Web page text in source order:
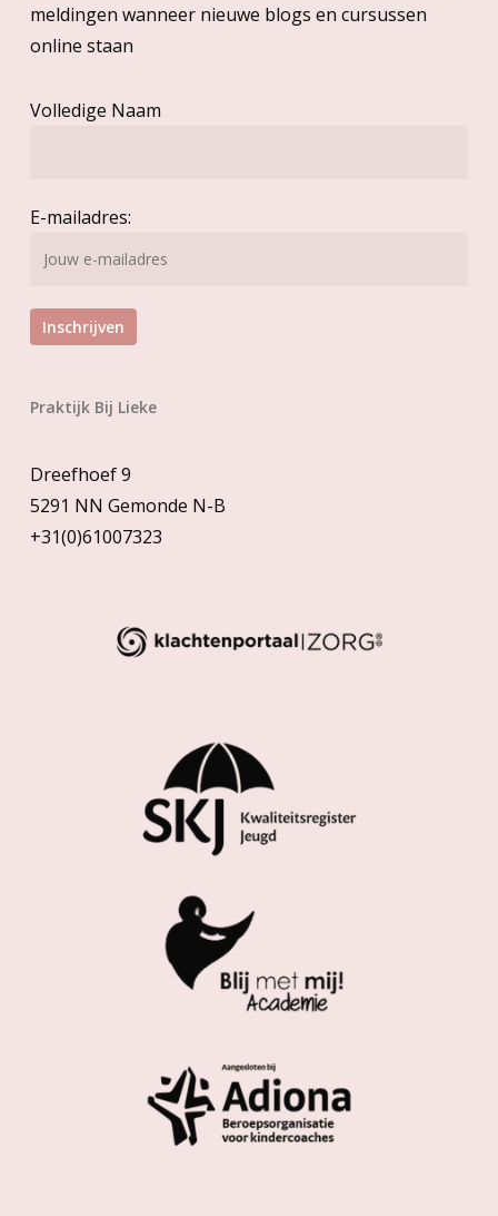
meldingen wanneer nieuwe blogs en cursussen
online staan
Volledige Naam
E-mailadres:
Praktijk Bij Lieke
Dreefhoef 9
5291 NN Gemonde N-B
+31(0)61007323